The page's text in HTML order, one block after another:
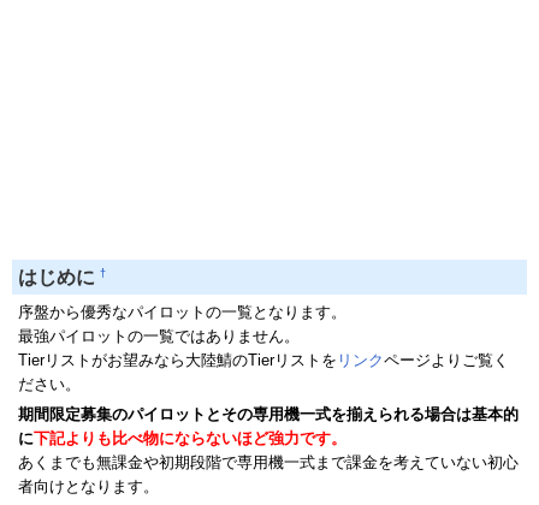
はじめに †
序盤から優秀なパイロットの一覧となります。
最強パイロットの一覧ではありません。
Tierリストがお望みなら大陸鯖のTierリストを リンクページよりご覧く
ださい。
期間限定募集のパイロットとその専用機一式を揃えられる場合は基本的
に下記よりも比べ物にならないほど強力です。
あくまでも無課金や初期段階で専用機一式まで課金を考えていない初心
者向けとなります。